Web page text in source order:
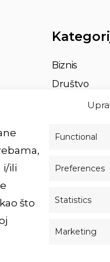
i/ili
što
Functional
Preferences
Statistics
Marketing
Biznis
Društvo